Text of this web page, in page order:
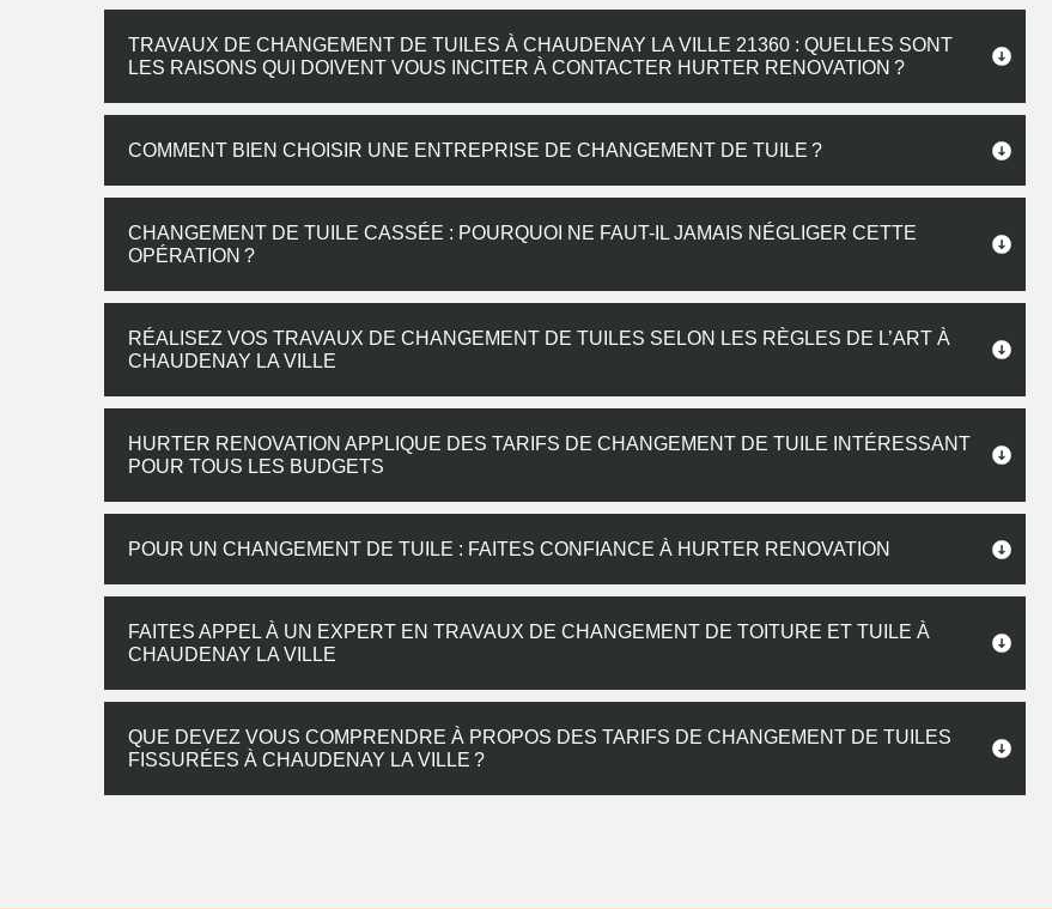
TRAVAUX DE CHANGEMENT DE TUILES À CHAUDENAY LA VILLE 21360 : QUELLES SONT
LES RAISONS QUI DOIVENT VOUS INCITER À CONTACTER HURTER RENOVATION ?
COMMENT BIEN CHOISIR UNE ENTREPRISE DE CHANGEMENT DE TUILE ?
CHANGEMENT DE TUILE CASSÉE : POURQUOI NE FAUT-IL JAMAIS NÉGLIGER CETTE
OPÉRATION ?
RÉALISEZ VOS TRAVAUX DE CHANGEMENT DE TUILES SELON LES RÈGLES DE L’ART À
CHAUDENAY LA VILLE
HURTER RENOVATION APPLIQUE DES TARIFS DE CHANGEMENT DE TUILE INTÉRESSANT
POUR TOUS LES BUDGETS
POUR UN CHANGEMENT DE TUILE : FAITES CONFIANCE À HURTER RENOVATION
FAITES APPEL À UN EXPERT EN TRAVAUX DE CHANGEMENT DE TOITURE ET TUILE À
CHAUDENAY LA VILLE
QUE DEVEZ VOUS COMPRENDRE À PROPOS DES TARIFS DE CHANGEMENT DE TUILES
FISSURÉES À CHAUDENAY LA VILLE ?